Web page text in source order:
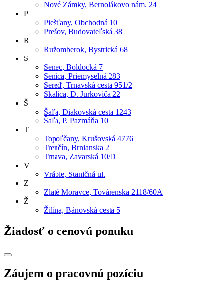
Nové Zámky, Bernolákovo nám. 24
P
Piešťany, Obchodná 10
Prešov, Budovateľská 38
R
Ružomberok, Bystrická 68
S
Senec, Boldocká 7
Senica, Priemyselná 283
Sereď, Trnavská cesta 951/2
Skalica, D. Jurkoviča 22
Š
Šaľa, Diakovská cesta 1243
Šaľa, P. Pazmáňa 10
T
Topoľčany, Krušovská 4776
Trenčín, Brnianska 2
Trnava, Zavarská 10/D
V
Vráble, Staničná ul.
Z
Zlaté Moravce, Továrenska 2118/60A
Ž
Žilina, Bánovská cesta 5
Žiadosť o cenovú ponuku
Záujem o pracovnú pozíciu